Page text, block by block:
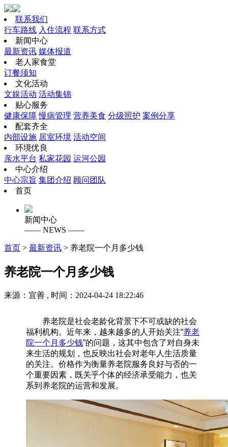
联系我们
行车路线 入住流程 联系方式
新闻中心
最新资讯 媒体报道
老人家食堂
订餐须知
文化活动
文娱活动 活动集锦
贴心服务
健康保障 慢病管理 营养美食 分级照护 案例分享
配套齐全
内部设施 居室环境 活动空间
环境优良
亲水平台 私家花园 运河公园
中心介绍
中心宗旨 集团介绍 顾问团队
首页
新闻中心
—— NEWS ——
首页 > 最新资讯 > 养老院一个月多少钱
养老院一个月多少钱
来源：宜善 , 时间：2024-04-24 18:22:46
养老院是社会老龄化背景下不可或缺的社会
福利机构。近年来，越来越多的人开始关注“养老
院一个月多少钱​”的问题，这其中包含了对自身未
来生活的规划，也反映出社会对老年人生活质量
的关注。价格作为衡量养老院服务良好与否的一
个重要因素，既关乎个体的经济承受能力，也关
系到养老院的运营和发展。